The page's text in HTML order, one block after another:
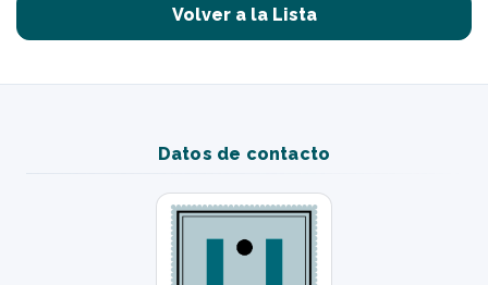
Volver a la Lista
Datos de contacto